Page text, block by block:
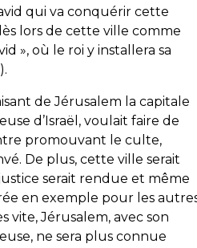
qui va conquérir cette
lors de cette ville comme
», où le roi y installera sa
de Jérusalem la capitale
d’Israël, voulait faire de
promouvant le culte,
De plus, cette ville serait
serait rendue et même
en exemple pour les
vite, Jérusalem, avec son
ne sera plus connue